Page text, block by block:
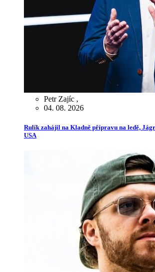
Petr Zajíc ,
04. 08. 2026
Rulík zahájil na Kladně přípravu na ledě,
USA